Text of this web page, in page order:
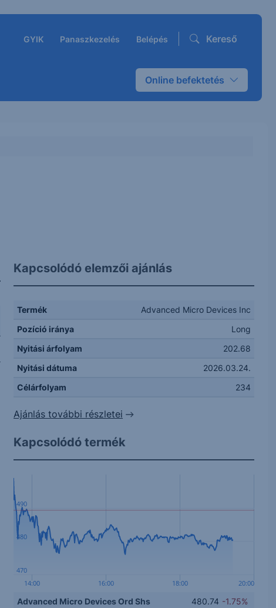
GYIK Panaszkezelés Belépés Kereső
Online befektetés
Kapcsolódó elemzői ajánlás
Termék
Advanced Micro Devices Inc
Pozíció iránya
Long
Nyitási árfolyam
202.68
Nyitási dátuma
2026.03.24.
Célárfolyam
234
Ajánlás további részletei
Kapcsolódó termék
14:00 16:00 18:00 20:00
470
480
490
Advanced Micro Devices Ord Shs 480.74 -1.75%